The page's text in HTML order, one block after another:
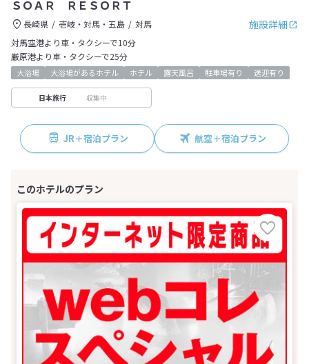
ＳＯＡＲ ＲＥＳＯＲＴ
施設詳細
長崎県 壱岐・対馬・五島
対馬
対馬空港より車・タクシーで10分
厳原港より車・タクシーで25分
大浴場 大浴場があるホテル ホテル 露天風呂 駐車場有り 送迎有り
日本旅行 収集中
JR＋宿泊プラン 航空＋宿泊プラン